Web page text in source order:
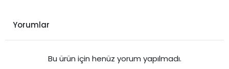
Yorumlar
Bu ürün için henüz yorum yapılmadı.